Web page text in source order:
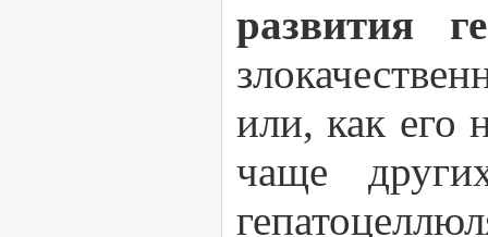
развития
или, как его
чаще